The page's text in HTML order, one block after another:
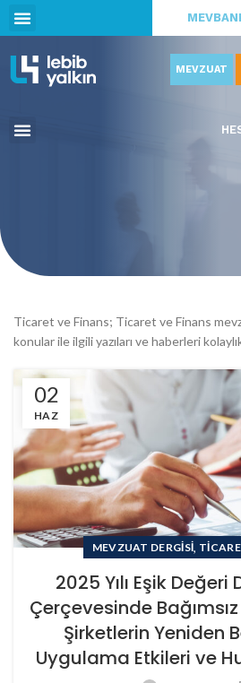
MEVZUAT
Ticaret ve Finans; Ticaret ve Finans
konular ile ilgili yazıları ve haberleri
02
HAZ
MEVZUAT DERGISI,
2025 Yılı Eşik
Çerçevesinde
Şirketlerin Yeniden
Uygulama Etkileri ve